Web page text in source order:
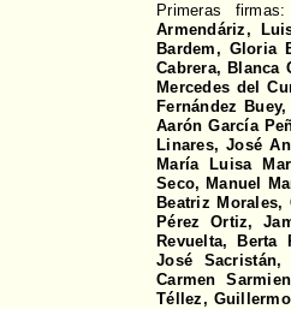
Primeras firmas:
Armendáriz,
Bardem, Gloria
Cabrera, Blanca
Mercedes del
Fernández
Aarón García
Linares, José
María Luisa
Seco, Manuel
Beatriz
Pérez Ortiz,
Revuelta,
José
Carmen
Téllez,